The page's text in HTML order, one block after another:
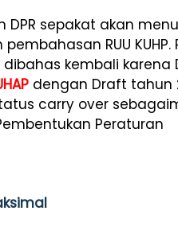
sepakat akan
RUU KUHP.
kembali karena
dengan Draft tahun
carry over
Peraturan